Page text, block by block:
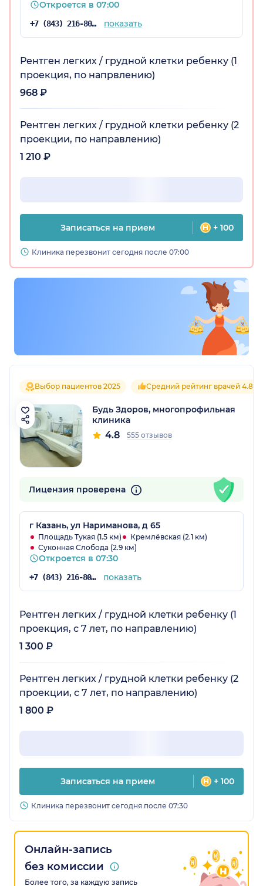
Откроется в 07:00
+7 (843) 216-80-53 показать
Рентген легких / грудной клетки ребенку (1
проекция, по напрвлению)
968 ₽
Рентген легких / грудной клетки ребенку (2
проекции, по направлению)
1 210 ₽
Записаться на прием + 100
Клиника перезвонит сегодня после 07:00
Выбор пациентов 2025 Средний рейтинг врачей 4.8
Будь Здоров, многопрофильная
клиника
4.8 555 отзывов
Лицензия проверена
г Казань, ул Нариманова, д 65
Площадь Тукая (1.5 км)
Кремлёвская (2.1 км)
Суконная Слобода (2.9 км)
Откроется в 07:30
+7 (843) 216-80-29 показать
Рентген легких / грудной клетки ребенку (1
проекция, с 7 лет, по направлению)
1 300 ₽
Рентген легких / грудной клетки ребенку (2
проекции, с 7 лет, по направлению)
1 800 ₽
Записаться на прием + 100
Клиника перезвонит сегодня после 07:30
Онлайн-запись
без комиссии
Более того, за каждую запись